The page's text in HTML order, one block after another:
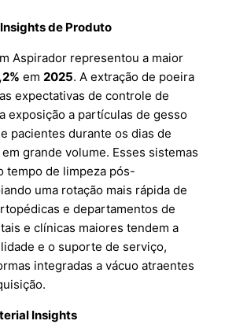
de Produto
Aspirador representou a maior
em2025. A extração de poeira
expectativas de controle de
exposição a partículas de gesso
pacientes durante os dias de
grande volume. Esses sistemas
tempo de limpeza pós-
uma rotação mais rápida de
e departamentos de
e clínicas maiores tendem a
e o suporte de serviço,
integradas a vácuo atraentes
Insights